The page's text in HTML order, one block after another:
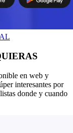
en web y
interesantes por
donde y cuando